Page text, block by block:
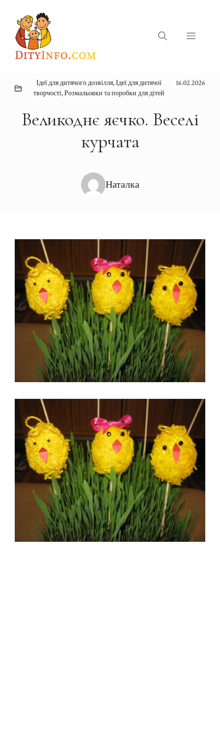
вмісту
Меню
Ідеї для дитячого дозвілля,Ідеї для дитячої
творчості,Розмальовки та поробки для дітей
16.02.2026
Великоднє яєчко. Веселі
курчата
Наталка